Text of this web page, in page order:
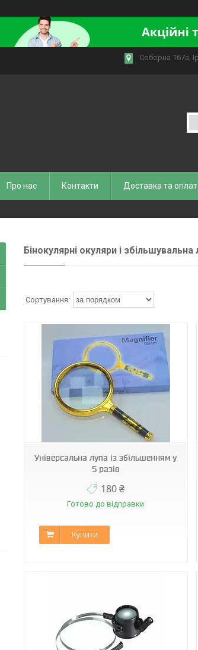
Соборна 167а,
Про нас Контакти Доставка та
Бінокулярні окуляри і збільшувальна
Універсальна лупа із збільшенням у
5 разів
180 ₴
Готово до відправки
Купити
JM508